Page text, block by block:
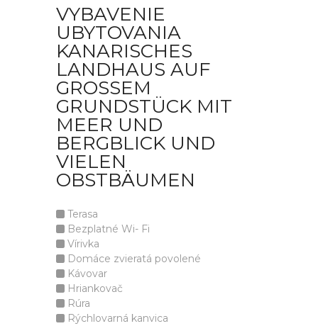
VYBAVENIE
UBYTOVANIA
KANARISCHES
LANDHAUS AUF
GROSSEM G
RUNDSTÜCK MIT M
EER UND B
ERGBLICK UND V
IELEN O
BSTBÄUMEN
Terasa
Bezplatné Wi- Fi
Vírivka
Domáce zvieratá povolené
Kávovar
Hriankovač
Rúra
Rýchlovarná kanvica